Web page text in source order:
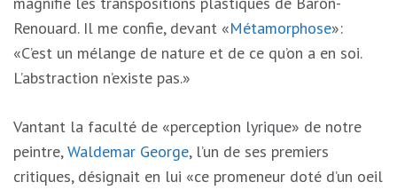
Renouard. Il me confie, devant «Métamorphose»:
«C’est un mélange de nature et de ce qu’on a en soi.
L’abstraction n’existe pas.»
Vantant la faculté de «perception lyrique» de notre
peintre,Waldemar George, l’un de ses premiers
critiques, désignait en lui «ce promeneur doté d’un oeil